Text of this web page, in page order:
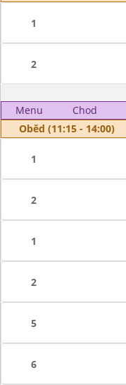
1
2
Menu Chod
Oběd (11:15 - 14:00)
1
2
1
2
5
6